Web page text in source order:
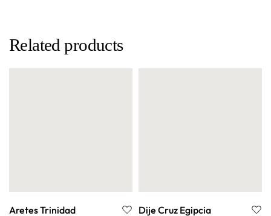
Related products
Aretes Trinidad Dije Cruz Egipcia